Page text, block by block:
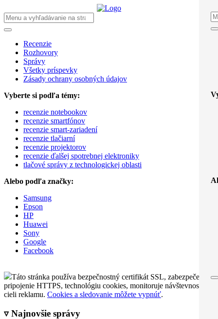
Recenzie
Rozhovory
Správy
Všetky príspevky
Zásady ochrany osobných údajov
Vyberte si podľa témy:
recenzie notebookov
recenzie smartfónov
recenzie smart-zariadení
recenzie tlačiarní
recenzie projektorov
recenzie ďalšej spotrebnej elektroniky
tlačové správy z technologickej oblasti
Alebo podľa značky:
Samsung
Epson
HP
Huawei
Sony
Google
Facebook
Táto stránka používa bezpečnostný certifikát SSL, zabezpečené
pripojenie HTTPS, technológiu cookies, monitoruje návštevnosť a
cieli reklamu. Cookies a sledovanie môžete vypnúť.
▿ Najnovšie správy